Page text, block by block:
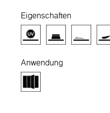
Eigenschaften
Anwendung